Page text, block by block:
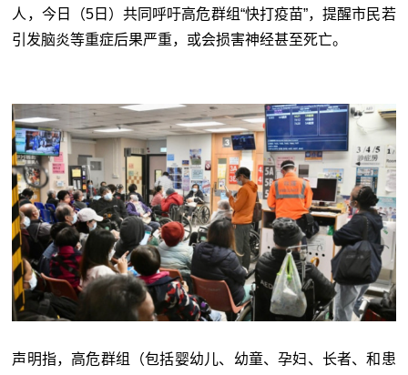
人，今日（5日）共同呼吁高危群组“快打疫苗”，提醒市民若
引发脑炎等重症后果严重，或会损害神经甚至死亡。
声明指，高危群组（包括婴幼儿、幼童、孕妇、长者、和患